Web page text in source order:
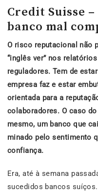
Credit Suisse
banco mal
O risco reputacional não
“inglês ver” nos
reguladores. Tem de
empresa faz e estar
orientada para a
colaboradores. O caso
mesmo, um banco que
minado pelo sentimento
confiança.
Era, até à semana
sucedidos bancos